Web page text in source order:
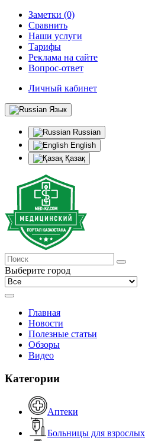
Заметки (0)
Сравнить
Наши услуги
Тарифы
Реклама на сайте
Вопрос-ответ
Личный кабинет
Язык
Russian
English
Қазақ
Выберите город
Главная
Новости
Полезные статьи
Обзоры
Видео
Категории
Аптеки
Больницы для взрослых